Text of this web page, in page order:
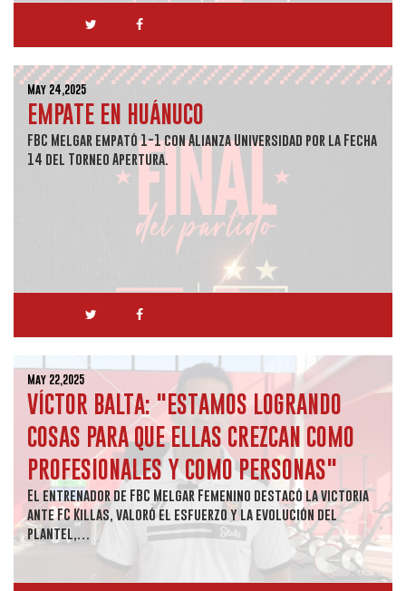
May 24,2025
EMPATE EN HUÁNUCO
FBC Melgar empató 1-1 con Alianza Universidad por la Fecha
14 del Torneo Apertura.
May 22,2025
VÍCTOR BALTA: "ESTAMOS LOGRANDO
COSAS PARA QUE ELLAS CREZCAN COMO
PROFESIONALES Y COMO PERSONAS"
El entrenador de FBC Melgar Femenino destacó la victoria
ante FC Killas, valoró el esfuerzo y la evolución del
plantel,…